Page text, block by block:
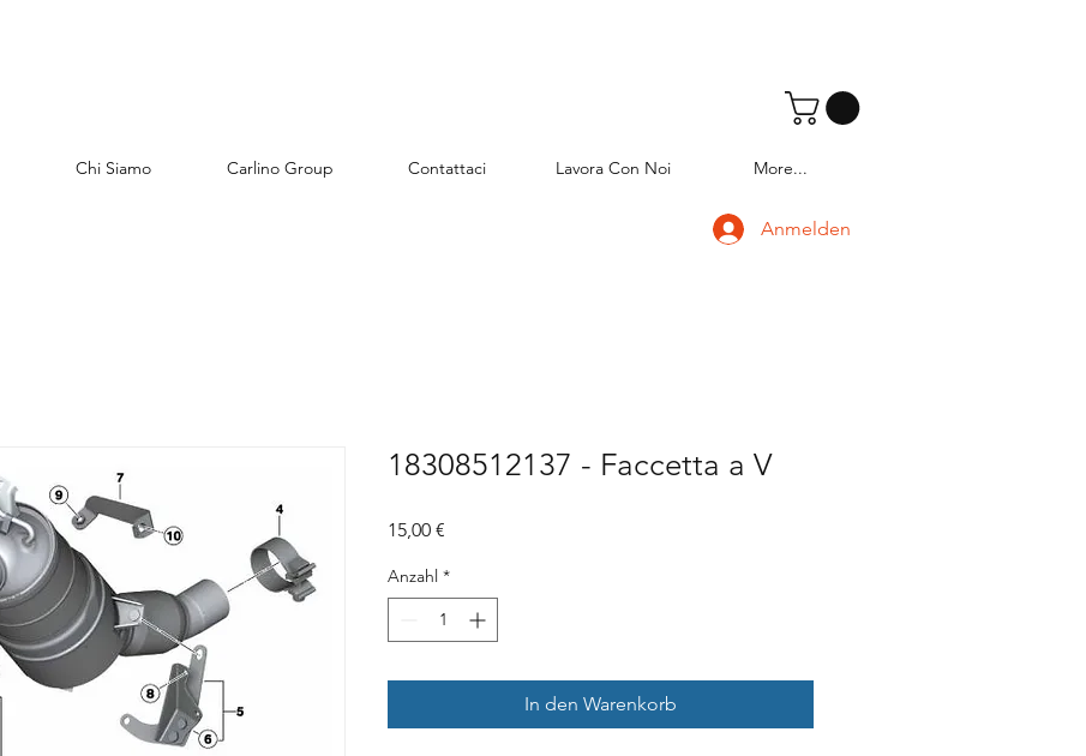
Chi Siamo Carlino Group Contattaci Lavora Con Noi More...
Anmelden
18308512137 - Faccetta a V
15,00 €
Anzahl *
In den Warenkorb